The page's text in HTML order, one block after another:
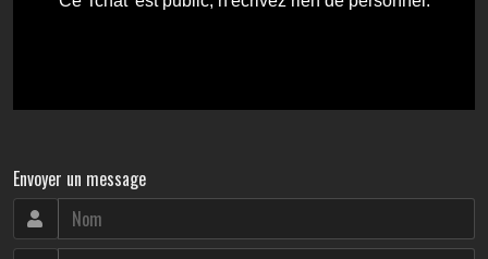
Envoyer un message